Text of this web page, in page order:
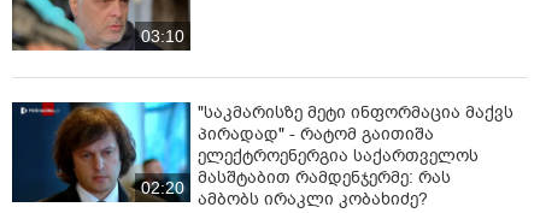
03:10
02:20
"საკმარისზე მეტი ინფორმაცია მაქვს
პირადად" - რატომ გაითიშა
ელექტროენერგია საქართველოს
მასშტაბით რამდენჯერმე: რას
ამბობს ირაკლი კობახიძე?